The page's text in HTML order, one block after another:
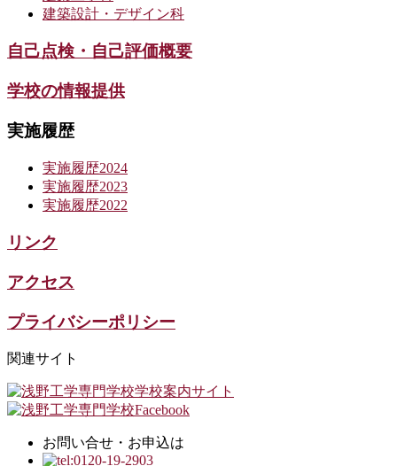
建築設計・デザイン科
自己点検・自己評価概要
学校の情報提供
実施履歴
実施履歴2024
実施履歴2023
実施履歴2022
リンク
アクセス
プライバシーポリシー
関連サイト
お問い合せ・お申込は